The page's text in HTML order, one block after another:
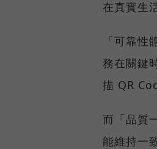
在真實生
「可靠
務在關鍵
描 QR
而「品質
能維持一